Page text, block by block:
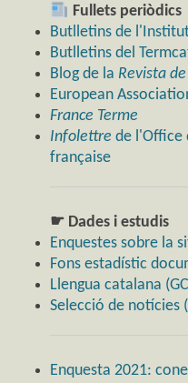
Fullets periòdics
Butlletins de
Butlletins del
Blog de la Revista
European
France Terme
Infolettre de l'Office
française
☛ Dades i estudis
Enquestes sobre la
Fons estadístic
Llengua catalana
Selecció de notícies
Enquesta 2021: